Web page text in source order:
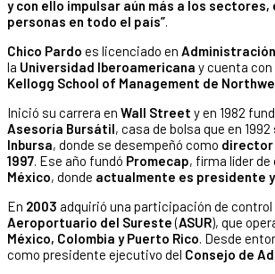
y con ello impulsar aún más a los sectores,
personas en todo el país”.
Chico Pardo es licenciado en
la Universidad Iberoamericana y cuenta con
Kellogg School of Management de
Inició su carrera en Wall Street y en 1982
Asesoría Bursátil, casa de bolsa que en 1992
Inbursa, donde se desempeñó como director
1997. Ese año fundó Promecap, firma líder
México, donde actualmente es presidente
En 2003 adquirió una participación de control
Aeroportuario del Sureste(ASUR), que
México, Colombia y Puerto Rico. Desde
como presidente ejecutivo del Consejo de